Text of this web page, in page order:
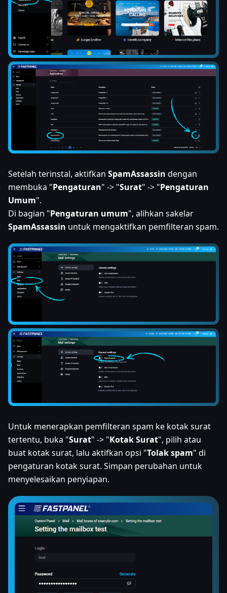
Setelah terinstal, aktifkan SpamAssassin dengan
membuka "Pengaturan" -> "Surat" -> "Pengaturan
Umum".
Di bagian "Pengaturan umum", alihkan sakelar
SpamAssassin untuk mengaktifkan pemfilteran spam.
Untuk menerapkan pemfilteran spam ke kotak surat
tertentu, buka "Surat" -> "Kotak Surat", pilih atau
buat kotak surat, lalu aktifkan opsi "Tolak spam" di
pengaturan kotak surat. Simpan perubahan untuk
menyelesaikan penyiapan.